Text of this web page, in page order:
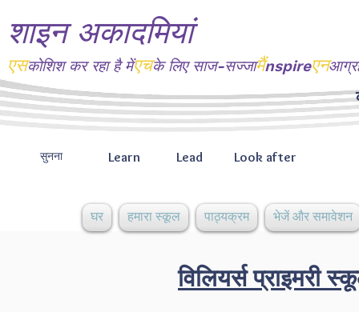
शाइन अकादमियां
एसकोशिश कर रहा है मेंएचके लिए साज-सज्जामैंnspireएन
सुनना Learn Lead Look after
घर हमारा स्कूल पाठ्यक्रम भेजें और समावेशन
विलियर्स प्राइमरी